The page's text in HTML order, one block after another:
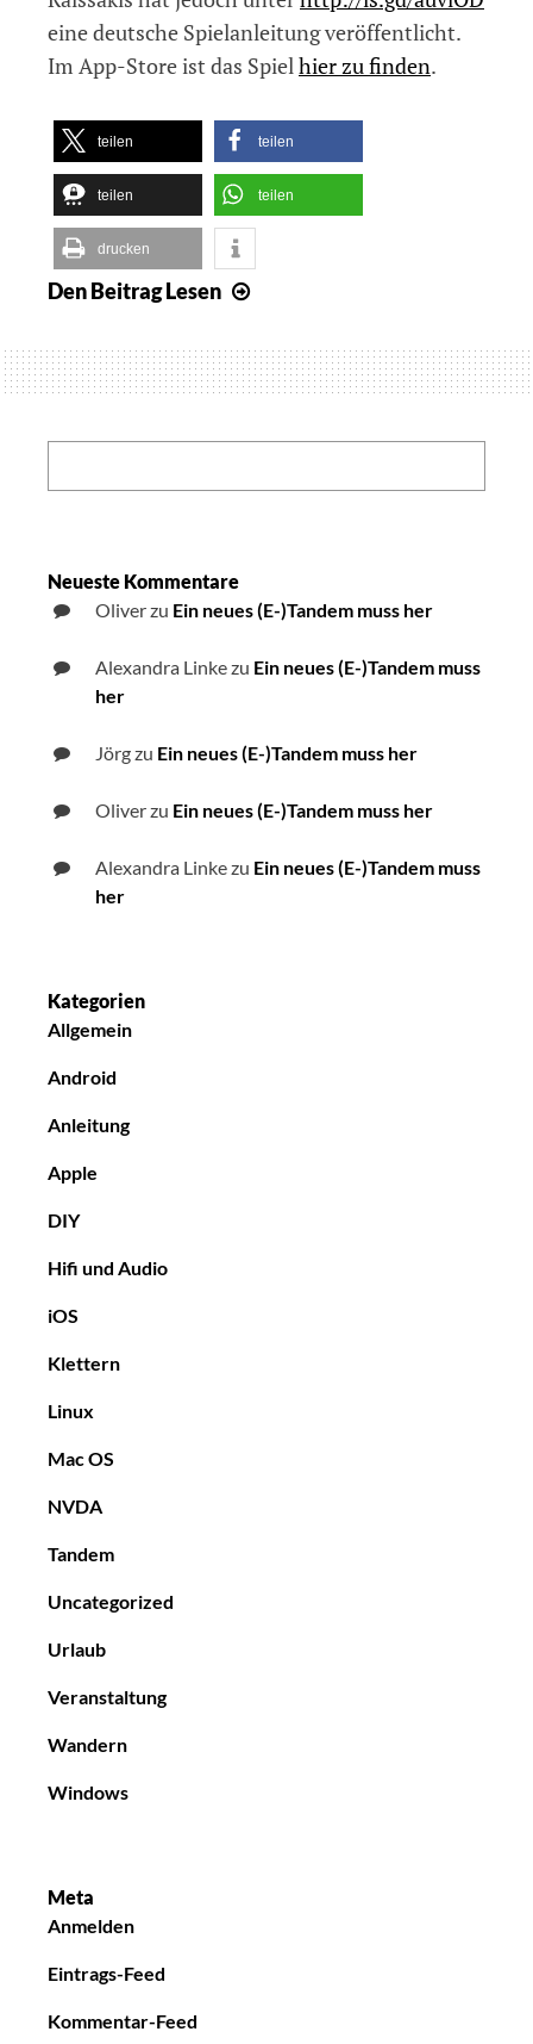
eine deutsche Spielanleitung veröffentlicht.
Im App-Store ist das Spiel hier zu finden.
teilen teilen
teilen teilen
drucken
Den BeitragLesen
für
das
Audio
Archery
Neueste Kommentare
Oliverzu Ein neues (E-)Tandem muss her
Alexandra Linkezu Ein neues (E-)Tandem muss
her
Jörgzu Ein neues (E-)Tandem muss her
Oliverzu Ein neues (E-)Tandem muss her
Alexandra Linkezu Ein neues (E-)Tandem muss
her
Kategorien
Allgemein
Android
Anleitung
Apple
DIY
Hifi und Audio
iOS
Klettern
Linux
Mac OS
NVDA
Tandem
Uncategorized
Urlaub
Veranstaltung
Wandern
Windows
Meta
Anmelden
Eintrags-Feed
Kommentar-Feed